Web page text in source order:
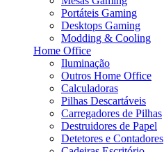
Portáteis Gaming
Desktops Gaming
Modding & Cooling
Home Office
Iluminação
Outros Home Office
Calculadoras
Pilhas Descartáveis
Carregadores de Pilhas
Destruidores de Papel
Detetores e Contadores